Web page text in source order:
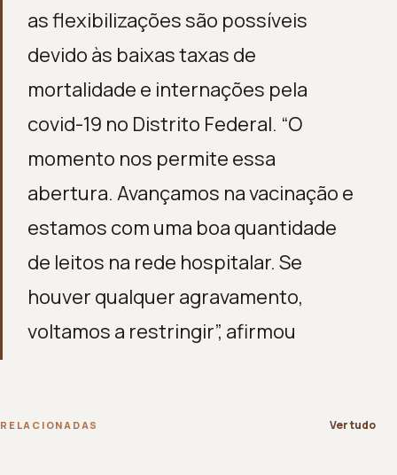
as flexibilizações são possíveis
devido às baixas taxas de
mortalidade e internações pela
covid-19 no Distrito Federal. “O
momento nos permite essa
abertura. Avançamos na vacinação e
estamos com uma boa quantidade
de leitos na rede hospitalar. Se
houver qualquer agravamento,
voltamos a restringir”, afirmou
RELACIONADAS Ver tudo